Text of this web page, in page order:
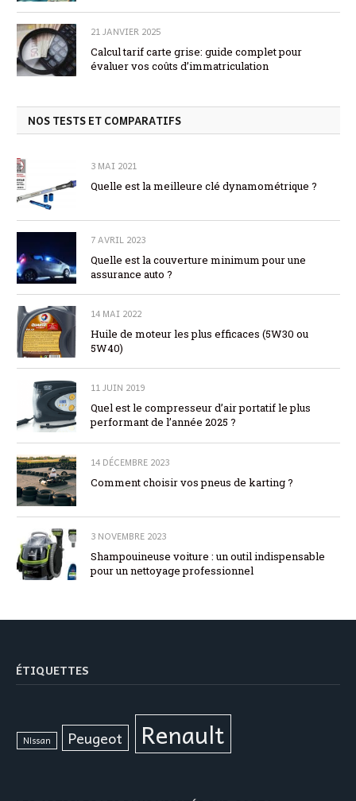
21 JANVIER 2025
Calcul tarif carte grise: guide complet pour
évaluer vos coûts d’immatriculation
NOS TESTS ET COMPARATIFS
3 MAI 2021
Quelle est la meilleure clé dynamométrique ?
7 AVRIL 2023
Quelle est la couverture minimum pour une
assurance auto ?
14 MAI 2022
Huile de moteur les plus efficaces (5W30 ou
5W40)
11 JUIN 2019
Quel est le compresseur d’air portatif le plus
performant de l’année 2025 ?
14 DÉCEMBRE 2023
Comment choisir vos pneus de karting ?
3 NOVEMBRE 2023
Shampouineuse voiture : un outil indispensable
pour un nettoyage professionnel
ÉTIQUETTES
Nissan Peugeot Renault